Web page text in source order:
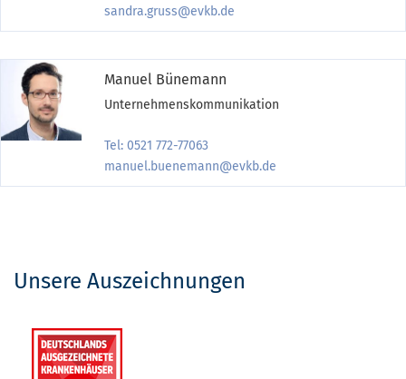
sandra.gruss@evkb.de
Manuel Bünemann
Unternehmenskommunikation
Tel: 0521 772-77063
manuel.buenemann@evkb.de
Unsere Auszeichnungen